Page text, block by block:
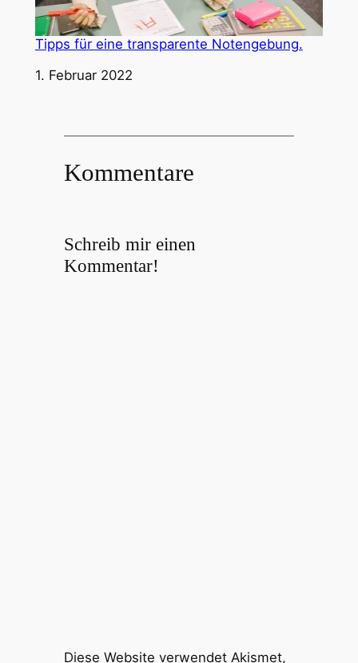
Tipps für eine transparente Notengebung.
Datum
1. Februar 2022
Kommentare
Schreib mir einen
Kommentar!
Diese Website verwendet Akismet,